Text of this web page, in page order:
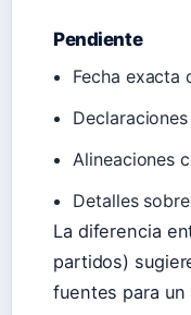
Pendiente
Fecha
Alineaciones
Detalles
La diferencia
partidos)
fuentes para un